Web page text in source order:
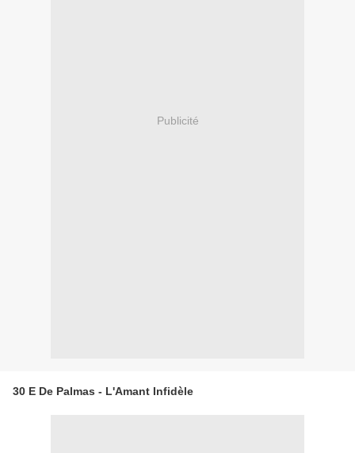
Publicité
30 E De Palmas - L'Amant Infidèle